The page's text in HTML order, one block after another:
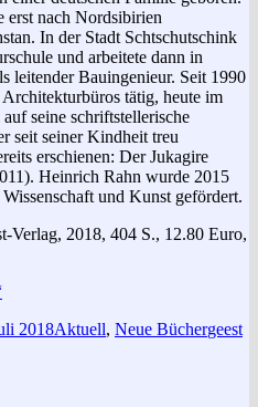
erst nach Nordsibirien
In der Stadt Schtschut­schink
und arbeitete dann in
leitender Bauingenieur. Seit 1990
tätig, heute im
seine schriftstellerische
seit seiner Kindheit treu
erschienen: Der Jukagire
Heinrich Rahn wurde 2015
und Kunst gefördert.
Verlag, 2018, 404 S., 12.80 Euro,
2018Kategorien
Aktuell, Neue Büchergeest